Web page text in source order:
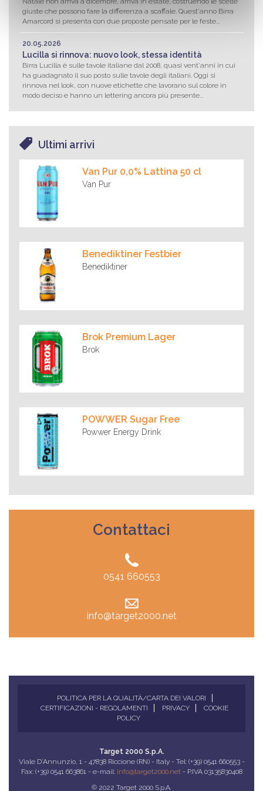
giuste che possono fare la differenza a scaffale. Quest'anno Birra
Amarcord si presenta con due proposte pensate per le feste...
20.05.2026
Lucilla si rinnova: nuovo look, stessa identità
Birra Lucilla è sulle tavole italiane dal 2008, quasi vent'anni in cui
ha guadagnato il suo posto sulle tavole degli italiani. Oggi si
rinnova nel look, con nuove etichette che lavorano sul colore in
modo deciso e hanno un lettering ancora più presente...
Ultimi arrivi
Van Pur 0,0% Lattina 50 cl
Van Pur
Benediktiner Festbier
Benediktiner
Brok Premium Lager
Brok
POWWER Sugar Free
Powwer Energy Drink
Contattaci
0541 660553
info@target2000.net
POLITICA PER LA QUALITÀ/CARTA DEI VALORI
CERTIFICAZIONI - REGOLAMENTI
PRIVACY
COOKIE
POLICY
Target 2000 S.p.A.
Viale D'Annunzio, 1 - 47838 Riccione (RN) - Italy - Tel: (+39) 0541 660553 -
Fax: (+39) 0541 663861 - e-mail: info@target2000.net - P.IVA 03135830408
© 2022 Target 2000 S.p.A.